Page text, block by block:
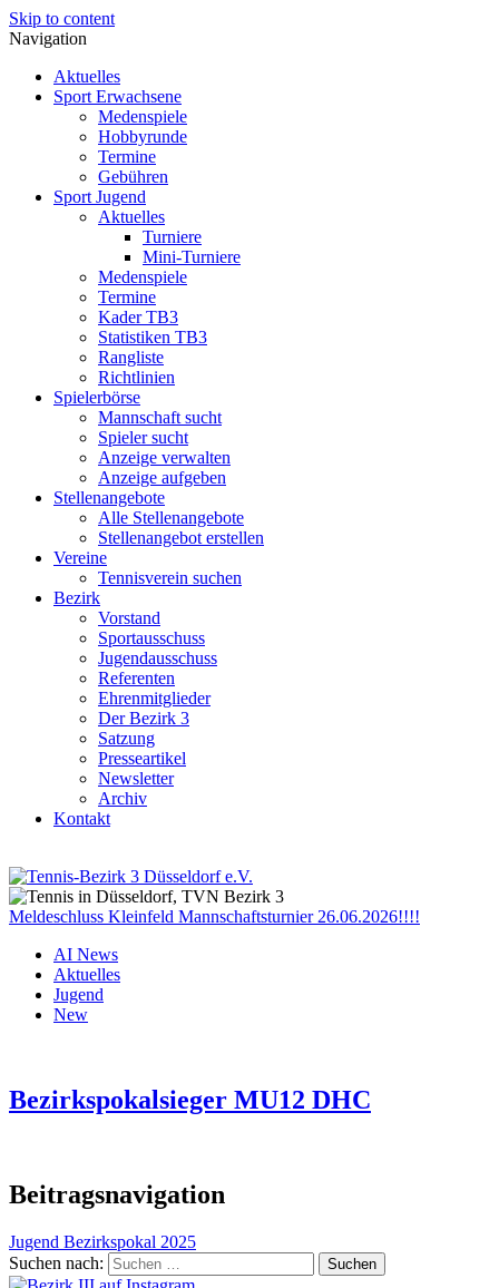
Skip to content
Navigation
Aktuelles
Sport Erwachsene
Medenspiele
Hobbyrunde
Termine
Gebühren
Sport Jugend
Aktuelles
Turniere
Mini-Turniere
Medenspiele
Termine
Kader TB3
Statistiken TB3
Rangliste
Richtlinien
Spielerbörse
Mannschaft sucht
Spieler sucht
Anzeige verwalten
Anzeige aufgeben
Stellenangebote
Alle Stellenangebote
Stellenangebot erstellen
Vereine
Tennisverein suchen
Bezirk
Vorstand
Sportausschuss
Jugendausschuss
Referenten
Ehrenmitglieder
Der Bezirk 3
Satzung
Presseartikel
Newsletter
Archiv
Kontakt
Meldeschluss Kleinfeld Mannschaftsturnier 26.06.2026!!!!
AI News
Aktuelles
Jugend
New
Bezirkspokalsieger MU12 DHC
Beitragsnavigation
Jugend Bezirkspokal 2025
Suchen nach: